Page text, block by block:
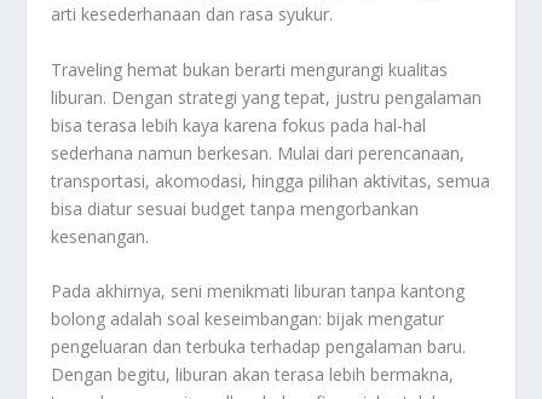
arti kesederhanaan dan rasa syukur.
Traveling hemat bukan berarti mengurangi kualitas
liburan. Dengan strategi yang tepat, justru pengalaman
bisa terasa lebih kaya karena fokus pada hal-hal
sederhana namun berkesan. Mulai dari perencanaan,
transportasi, akomodasi, hingga pilihan aktivitas, semua
bisa diatur sesuai budget tanpa mengorbankan
kesenangan.
Pada akhirnya, seni menikmati liburan tanpa kantong
bolong adalah soal keseimbangan: bijak mengatur
pengeluaran dan terbuka terhadap pengalaman baru.
Dengan begitu, liburan akan terasa lebih bermakna,